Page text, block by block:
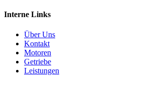
Interne Links
Über Uns
Kontakt
Motoren
Getriebe
Leistungen